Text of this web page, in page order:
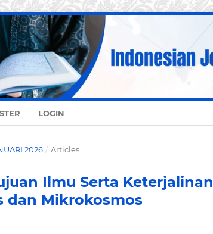
LOGIN
2026 / Articles
Ilmu Serta Keterjalinan
dan Mikrokosmos